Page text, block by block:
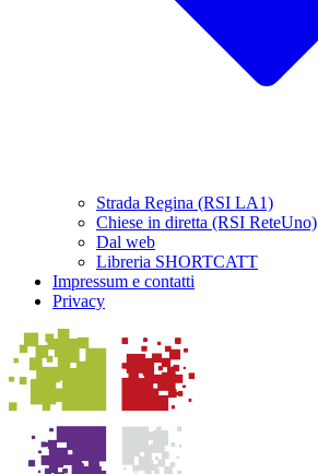
Strada Regina (RSI LA1)
Chiese in diretta (RSI ReteUno)
Dal web
Libreria SHORTCATT
Impressum e contatti
Privacy